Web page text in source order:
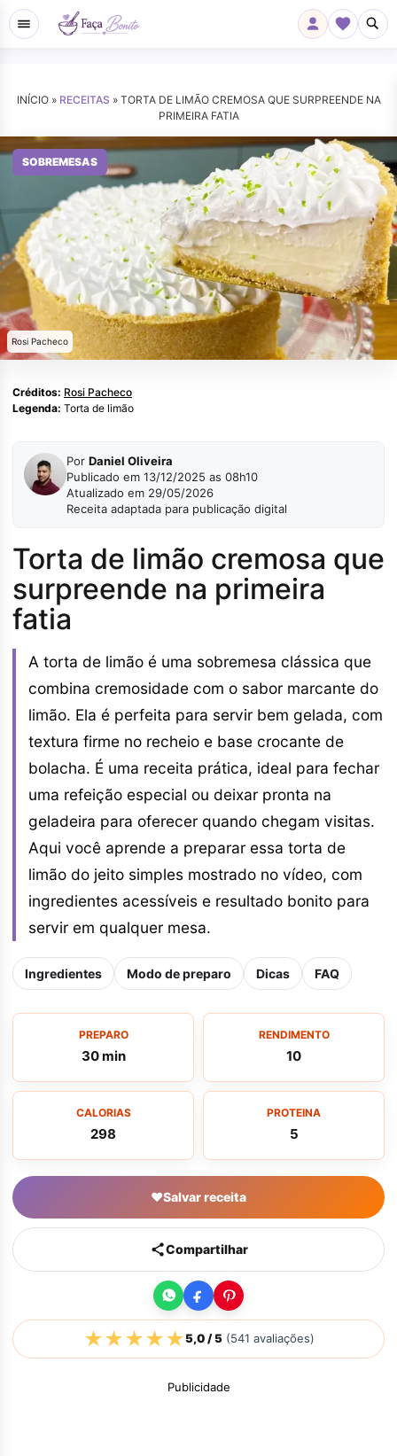
INÍCIO » RECEITAS » TORTA DE LIMÃO CREMOSA QUE SURPREENDE NA
PRIMEIRA FATIA
SOBREMESAS
Rosi Pacheco
Créditos: Rosi Pacheco
Legenda: Torta de limão
Por Daniel Oliveira
Publicado em 13/12/2025 as 08h10
Atualizado em 29/05/2026
Receita adaptada para publicação digital
Torta de limão cremosa que
surpreende na primeira
fatia
A torta de limão é uma sobremesa clássica que
combina cremosidade com o sabor marcante do
limão. Ela é perfeita para servir bem gelada, com
textura firme no recheio e base crocante de
bolacha. É uma receita prática, ideal para fechar
uma refeição especial ou deixar pronta na
geladeira para oferecer quando chegam visitas.
Aqui você aprende a preparar essa torta de
limão do jeito simples mostrado no vídeo, com
ingredientes acessíveis e resultado bonito para
servir em qualquer mesa.
Ingredientes Modo de preparo Dicas FAQ
PREPARO
30 min
RENDIMENTO
10
CALORIAS
298
PROTEINA
5
♥Salvar receita
Compartilhar
★★★★★5,0/ 5(541 avaliações)
Publicidade